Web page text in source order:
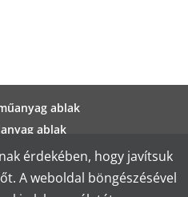
ablak
ablak
ablak
ablak
érdekében, hogy javítsuk
A weboldal böngészésével